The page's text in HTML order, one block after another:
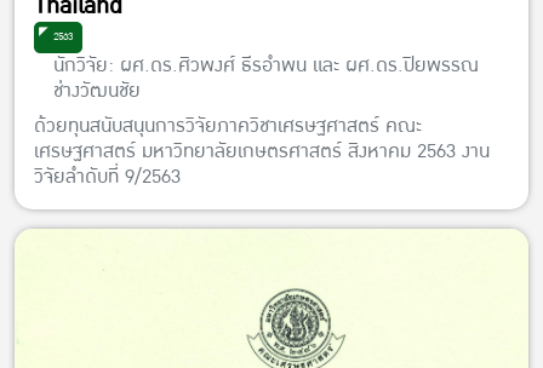
2563
นักวิจัย: ผศ.ดร.ศิวพงศ์ ธีรอำพน และ ผศ.ดร.ปิยพรรณ
ช่างวัฒนชัย
ด้วยทุนสนับสนุนการวิจัยภาควิชาเศรษฐศาสตร์ คณะ
เศรษฐศาสตร์ มหาวิทยาลัยเกษตรศาสตร์ สิงหาคม 2563 งาน
วิจัยลำดับที่ 9/2563